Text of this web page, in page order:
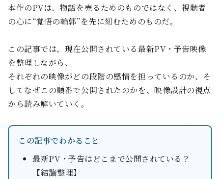
本作のPVは、物語を売るためのものではなく、視聴者
の心に“覚悟の輪郭”を先に刻むためのものだ。
この記事では、現在公開されている最新PV・予告映像
を整理しながら、
それぞれの映像がどの段階の感情を担っているのか、そ
してなぜこの順番で公開されたのかを、映像設計の視点
から読み解いていく。
この記事でわかること
最新PV・予告はどこまで公開されている？
【結論整理】